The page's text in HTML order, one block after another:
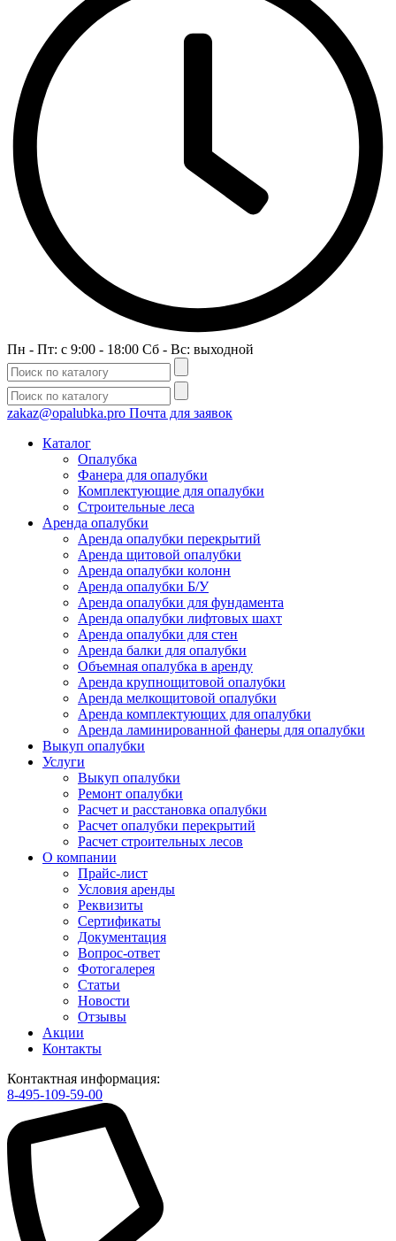
Пн - Пт: c 9:00 - 18:00 Сб - Вс: выходной
zakaz@opalubka.pro Почта для заявок
Каталог
Опалубка
Фанера для опалубки
Комплектующие для опалубки
Строительные леса
Аренда опалубки
Аренда опалубки перекрытий
Аренда щитовой опалубки
Аренда опалубки колонн
Аренда опалубки Б/У
Аренда опалубки для фундамента
Аренда опалубки лифтовых шахт
Аренда опалубки для стен
Аренда балки для опалубки
Объемная опалубка в аренду
Аренда крупнощитовой опалубки
Аренда мелкощитовой опалубки
Аренда комплектующих для опалубки
Аренда ламинированной фанеры для опалубки
Выкуп опалубки
Услуги
Выкуп опалубки
Ремонт опалубки
Расчет и расстановка опалубки
Расчет опалубки перекрытий
Расчет строительных лесов
О компании
Прайс-лист
Условия аренды
Реквизиты
Сертификаты
Документация
Вопрос-ответ
Фотогалерея
Статьи
Новости
Отзывы
Акции
Контакты
Контактная информация:
8-495-109-59-00